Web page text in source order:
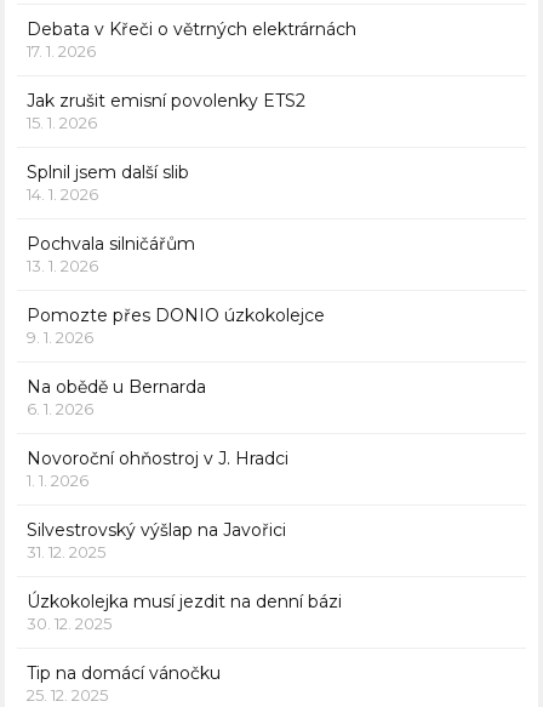
Debata v Křeči o větrných elektrárnách
17. 1. 2026
Jak zrušit emisní povolenky ETS2
15. 1. 2026
Splnil jsem další slib
14. 1. 2026
Pochvala silničářům
13. 1. 2026
Pomozte přes DONIO úzkokolejce
9. 1. 2026
Na obědě u Bernarda
6. 1. 2026
Novoroční ohňostroj v J. Hradci
1. 1. 2026
Silvestrovský výšlap na Javořici
31. 12. 2025
Úzkokolejka musí jezdit na denní bázi
30. 12. 2025
Tip na domácí vánočku
25. 12. 2025